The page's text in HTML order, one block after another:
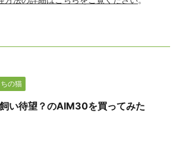
ちの猫
い待望？のAIM30を買ってみた